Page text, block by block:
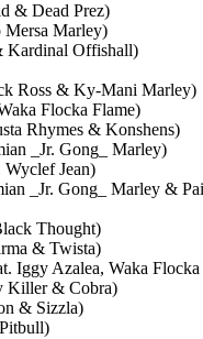
& Dead Prez)
Marley)
Kardinal Offishall)
Ross & Ky-Mani Marley)
Flocka Flame)
Rhymes & Konshens)
_Jr. Gong_ Marley)
Jean)
_Jr. Gong_ Marley &
Thought)
& Twista)
Iggy Azalea, Waka
Killer & Cobra)
& Sizzla)